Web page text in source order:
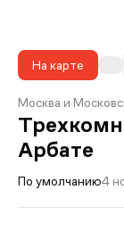
На карте
Москва и
Арбате
По умолчанию4